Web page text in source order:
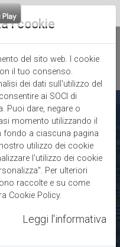
i cookie
del sito web. I cookie
il tuo consenso.
dei dati sull'utilizzo del
ai SOCI di
Puoi dare, negare o
momento utilizzando il
fondo a ciascuna pagina
utilizzo dei cookie
l'utilizzo dei cookie
Per ulteriori
raccolte e su come
Cookie Policy.
Leggi l'informativa